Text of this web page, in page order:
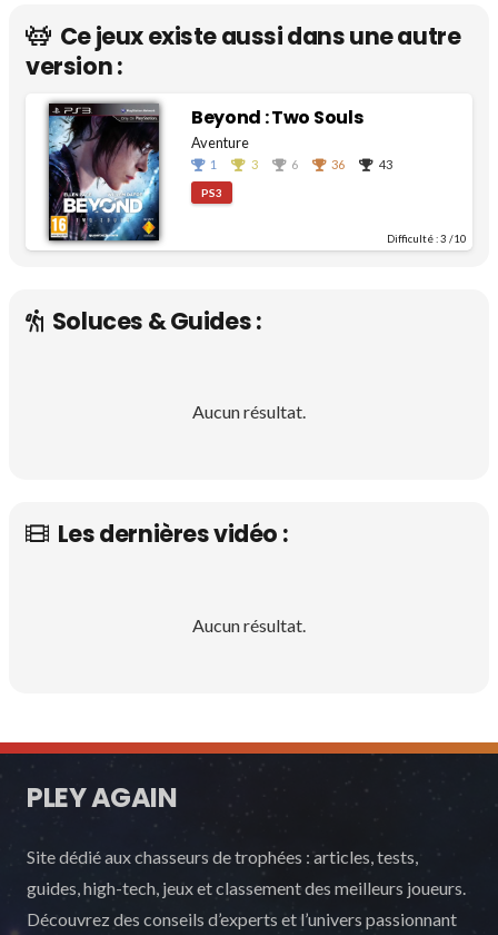
Ce jeux existe aussi dans une autre
version :
Beyond : Two Souls
Aventure
1 3 6 36 43
PS3
Difficulté :3 /10
Soluces & Guides :
Aucun résultat.
Les dernières vidéo :
Aucun résultat.
PLEY AGAIN
Site dédié aux chasseurs de trophées : articles, tests,
guides, high-tech, jeux et classement des meilleurs joueurs.
Découvrez des conseils d’experts et l’univers passionnant